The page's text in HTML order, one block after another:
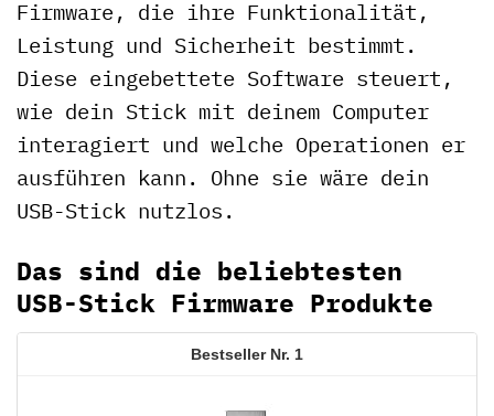
Firmware, die ihre Funktionalität,
Leistung und Sicherheit bestimmt.
Diese eingebettete Software steuert,
wie dein Stick mit deinem Computer
interagiert und welche Operationen er
ausführen kann. Ohne sie wäre dein
USB-Stick nutzlos.
Das sind die beliebtesten
USB-Stick Firmware Produkte
1